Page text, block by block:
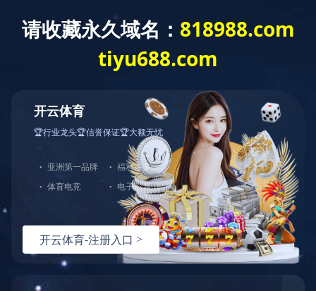
维护保
养
维护保
养
维保视
频
自助服
务
下载中
心
星空
online（中
国）
20V 锂电搅拌机（DCM3）